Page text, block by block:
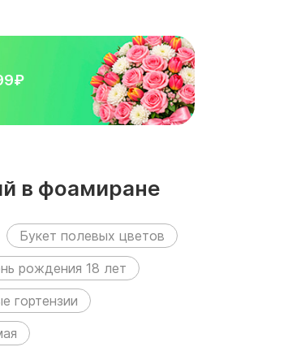
в фоамиране
Букет полевых цветов
рождения 18 лет
гортензии